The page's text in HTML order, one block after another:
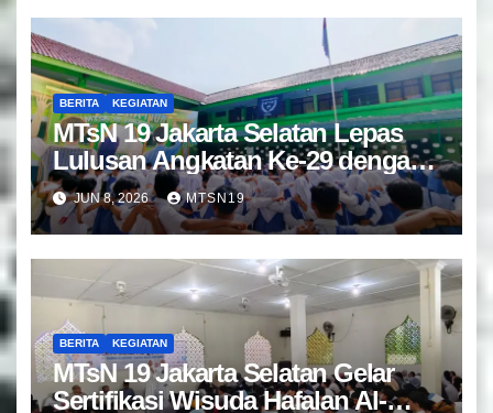
BERITA KEGIATAN
MTsN 19 Jakarta Selatan Lepas
Lulusan Angkatan Ke-29 dengan
Doa dan Harapan Terbaik
JUN 8, 2026 MTSN19
BERITA KEGIATAN
MTsN 19 Jakarta Selatan Gelar
Sertifikasi Wisuda Hafalan Al-